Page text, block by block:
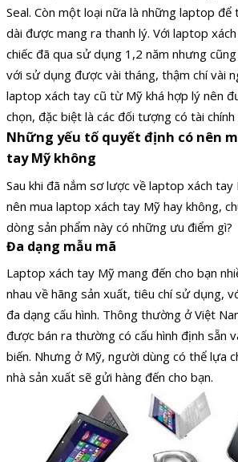
Seal. Còn một loại nữa là những laptop
dài được mang ra thanh lý. Với laptop
chiếc đã qua sử dụng 1,2 năm nhưng
với sử dụng được vài tháng, thậm chí vài
laptop xách tay cũ từ Mỹ khá hợp lý nên
chọn, đặc biệt là các đối tượng có tài chính
Những yếu tố quyết định có nên
tay Mỹ không
Sau khi đã nắm sơ lược về laptop xách
nên mua laptop xách tay Mỹ hay không,
dòng sản phẩm này có những ưu điểm gì?
Đa dạng mẫu mã
Laptop xách tay Mỹ mang đến cho bạn
nhau về hãng sản xuất, tiêu chí sử dụng,
đa dạng cấu hình. Thông thường ở Việt
được bán ra thường có cấu hình định sẵn
biến. Nhưng ở Mỹ, người dùng có thể lựa
nhà sản xuất sẽ gửi hàng đến cho bạn.